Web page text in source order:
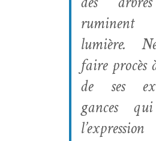
lumière.
faire procès
de ses
gances